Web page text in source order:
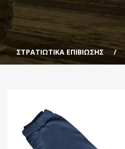
ΣΤΡΑΤΙΩΤΙΚΑ ΕΠΙΒΙΩΣΗΣ